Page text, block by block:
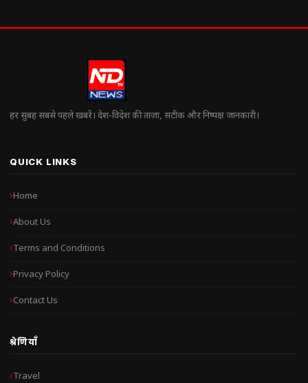
हर सुबह सबसे पहले खबरें। देश-विदेश की ताज़ा, सटीक और निष्पक्ष जानकारी।
QUICK LINKS
Home
About Us
Terms and Conditions
Privacy Policy
Contact Us
श्रेणियाँ
Travel